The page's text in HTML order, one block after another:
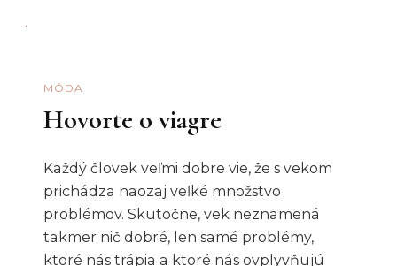
MÓDA
Hovorte o viagre
Každý človek veľmi dobre vie, že s vekom
prichádza naozaj veľké množstvo
problémov. Skutočne, vek neznamená
takmer nič dobré, len samé problémy,
ktoré nás trápia a ktoré nás ovplyvňujú